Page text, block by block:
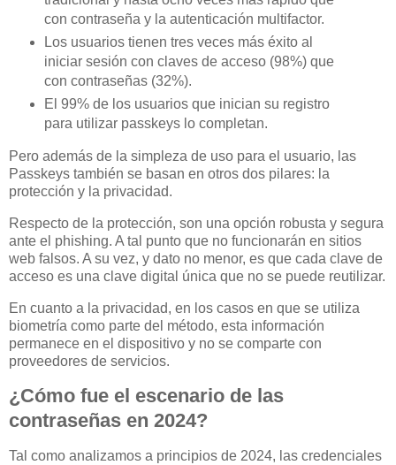
con contraseña y la autenticación multifactor.
Los usuarios tienen tres veces más éxito al
iniciar sesión con claves de acceso (98%) que
con contraseñas (32%).
El 99% de los usuarios que inician su registro
para utilizar passkeys lo completan.
Pero además de la simpleza de uso para el usuario, las
Passkeys también se basan en otros dos pilares: la
protección y la privacidad.
Respecto de la protección, son una opción robusta y segura
ante el phishing. A tal punto que no funcionarán en sitios
web falsos. A su vez, y dato no menor, es que cada clave de
acceso es una clave digital única que no se puede reutilizar.
En cuanto a la privacidad, en los casos en que se utiliza
biometría como parte del método, esta información
permanece en el dispositivo y no se comparte con
proveedores de servicios.
¿Cómo fue el escenario de las
contraseñas en 2024?
Tal como analizamos a principios de 2024, las credenciales